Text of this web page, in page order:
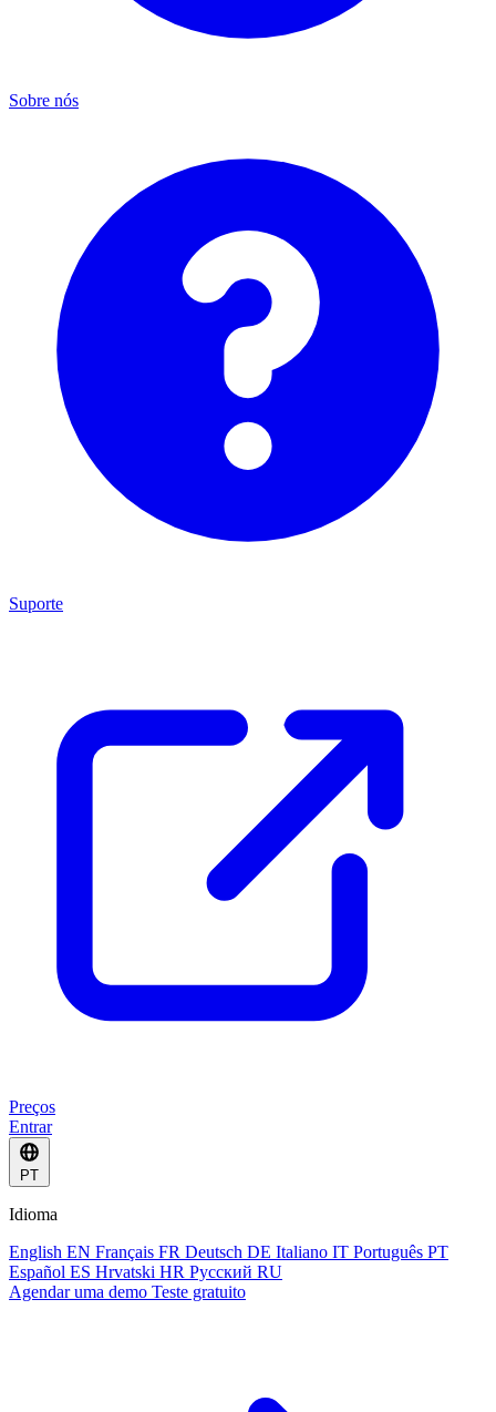
Sobre nós
Suporte
Preços
Entrar
PT
Idioma
English EN Français FR Deutsch DE Italiano IT Português PT
Español ES Hrvatski HR Русский RU
Agendar uma demo Teste gratuito